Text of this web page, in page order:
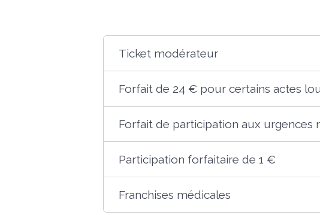
Ticket modérateur
Forfait de 24 € pour certains actes
Forfait de participation aux urgences
Participation forfaitaire de 1 €
Franchises médicales